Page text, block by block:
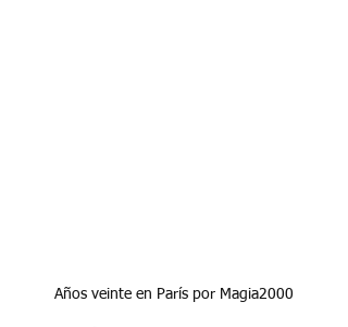
Años veinte en París por Magia2000